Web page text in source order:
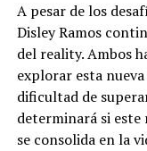
A pesar de los
Disley Ramos
del reality. Ambos
explorar esta
dificultad de
determinará si
se consolida en la